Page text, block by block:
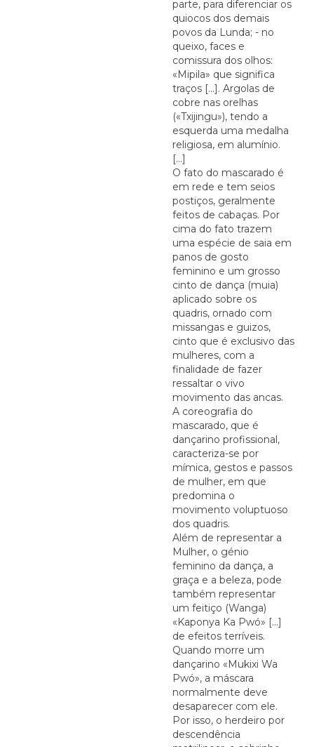
parte, para diferenciar os
quiocos dos demais
povos da Lunda; - no
queixo, faces e
comissura dos olhos:
«Mipila» que significa
traços [...]. Argolas de
cobre nas orelhas
(«Txijingu»), tendo a
esquerda uma medalha
religiosa, em alumínio.
[...]
O fato do mascarado é
em rede e tem seios
postiços, geralmente
feitos de cabaças. Por
cima do fato trazem
uma espécie de saia em
panos de gosto
feminino e um grosso
cinto de dança (muia)
aplicado sobre os
quadris, ornado com
missangas e guizos,
cinto que é exclusivo das
mulheres, com a
finalidade de fazer
ressaltar o vivo
movimento das ancas.
A coreografia do
mascarado, que é
dançarino profissional,
caracteriza-se por
mímica, gestos e passos
de mulher, em que
predomina o
movimento voluptuoso
dos quadris.
Além de representar a
Mulher, o génio
feminino da dança, a
graça e a beleza, pode
também representar
um feitiço (Wanga)
«Kaponya Ka Pwó» [...]
de efeitos terríveis.
Quando morre um
dançarino «Mukixi Wa
Pwó», a máscara
normalmente deve
desaparecer com ele.
Por isso, o herdeiro por
descendência